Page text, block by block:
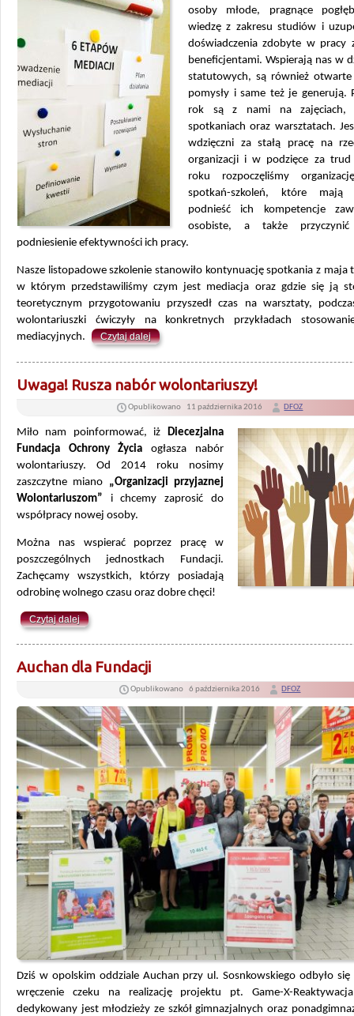
osoby młode, pragnące
wiedzę z zakresu studiów i
doświadczenia zdobyte w pracy
beneficjentami. Wspierają nas w
statutowych, są również
pomysły i same też je generują.
rok są z nami na zajęciach,
spotkaniach oraz warsztatach.
wdzięczni za stałą pracę na
organizacji i w podzięce za
roku rozpoczęliśmy
spotkań-szkoleń, które
podnieść ich kompetencje
osobiste, a także
podniesienie efektywności ich pracy.
Nasze listopadowe szkolenie stanowiło kontynuację spotkania z maja
w którym przedstawiliśmy czym jest mediacja oraz gdzie się ją
teoretycznym przygotowaniu przyszedł czas na warsztaty,
wolontariuszki ćwiczyły na konkretnych przykładach
mediacyjnych.
Czytaj dalej
Uwaga! Rusza nabór wolontariuszy!
Opublikowano 11 października 2016 DFOZ
Miło nam poinformować, iż Diecezjalna
Fundacja Ochrony Życia ogłasza nabór
wolontariuszy. Od 2014 roku nosimy
zaszczytne miano „Organizacji przyjaznej
Wolontariuszom” i chcemy zaprosić do
współpracy nowej osoby.
Można nas wspierać poprzez pracę w
poszczególnych jednostkach Fundacji.
Zachęcamy wszystkich, którzy posiadają
odrobinę wolnego czasu oraz dobre chęci!
Czytaj dalej
Auchan dla Fundacji
Opublikowano 6 października 2016 DFOZ
Dziś w opolskim oddziale Auchan przy ul. Sosnkowskiego odbyło się
wręczenie czeku na realizację projektu pt. Game-X-
dedykowany jest młodzieży ze szkół gimnazjalnych oraz